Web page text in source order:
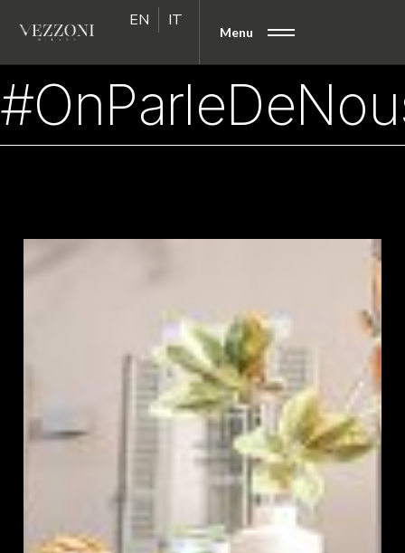
EN IT
Menu